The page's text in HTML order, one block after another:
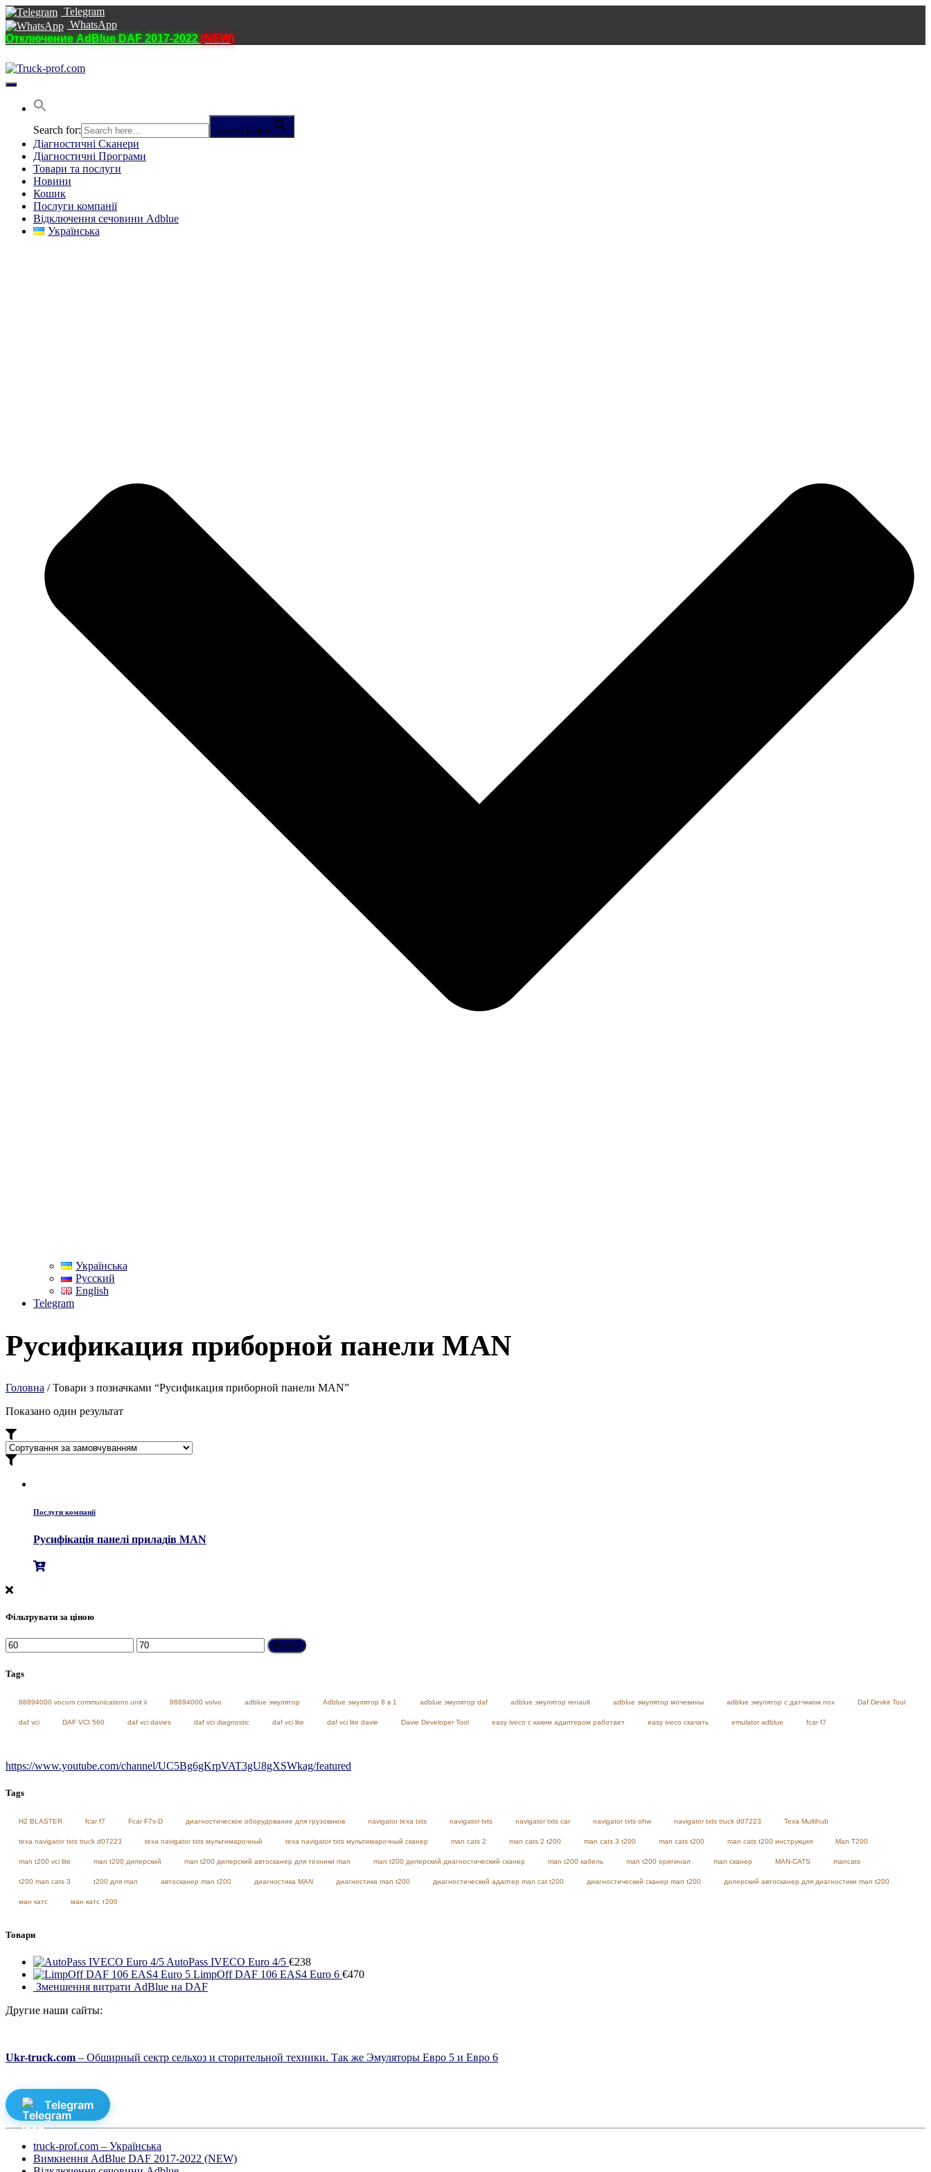
Telegram
WhatsApp
Отключение AdBlue DAF 2017-2022 (NEW)
Перемкнути
навігацію
Search for: Search Button
Діагностичні Cканери
Діагностичні Програми
Товари та послуги
Новини
Кошик
Послуги компанії
Відключення сечовини Adblue
Українська
Українська
Русский
English
Telegram
Русификация приборной панели MAN
Головна / Товари з позначками “Русификация приборной панели MAN”
Показано один результат
Послуги компанії
Русифікація панелі приладів MAN
Фільтрувати за ціною
Мінімальна
ціна
Найбільша
ціна
Фільтр
Tags
88894000 vocom communications unit ii 88894000 volvo adblue эмулятор Adblue эмулятор 8 в 1 adblue эмулятор daf adblue эмулятор renault adblue эмулятор мочевины adblue эмулятор с датчиком nox Daf Devkit Tool
daf vci DAF VCI 560 daf vci davies daf vci diagnostic daf vci lite daf vci lite davie Davie Developer Tool easy iveco с каким адаптером работает easy iveco скачать emulator adblue fcar f7
https://www.youtube.com/channel/UC5Bg6gKrpVAT3gU8gXSWkag/featured
Tags
H2 BLASTER fcar f7 Fcar F7s-D диагностическое оборудование для грузовиков navigator texa txts navigator txts navigator txts car navigator txts ohw navigator txts truck d07223 Texa Multihub
texa navigator txts truck d07223 texa navigator txts мультимарочный texa navigator txts мультимарочный сканер man cats 2 man cats 2 t200 man cats 3 t200 man cats t200 man cats t200 инструкция Man T200
man t200 vci lite man t200 дилерский man t200 дилерский автосканер для техники man man t200 дилерский диагностический сканер man t200 кабель man t200 оригинал man сканер MAN-CATS mancats
t200 man cats 3 t200 для man автосканер man t200 диагностика MAN диагностика man t200 диагностический адаптер man cat t200 диагностический сканер man t200 дилерский автосканер для диагностики man t200
ман катс ман катс т200
Товари
AutoPass IVECO Euro 4/5 €238
LimpOff DAF 106 EAS4 Euro 6 €470
Зменшення витрати AdBlue на DAF
Другие наши сайты:
Ukr-truck.com – Обширный сектр сельхоз и сторительной техники. Так же Эмуляторы Евро 5 и Евро 6
Telegram
truck-prof.com – Українська
Вимкнення AdBlue DAF 2017-2022 (NEW)